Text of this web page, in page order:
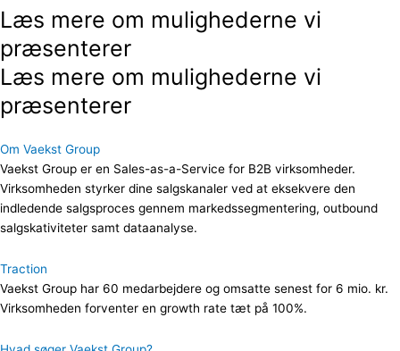
Læs mere om mulighederne vi
præsenterer
Læs mere om mulighederne vi
præsenterer
Om Vaekst Group
Vaekst Group er en Sales-as-a-Service for B2B virksomheder.
Virksomheden styrker dine salgskanaler ved at eksekvere den
indledende salgsproces gennem markedssegmentering, outbound
salgskativiteter samt dataanalyse.
Traction
Vaekst Group har 60 medarbejdere og omsatte senest for 6 mio. kr.
Virksomheden forventer en growth rate tæt på 100%.